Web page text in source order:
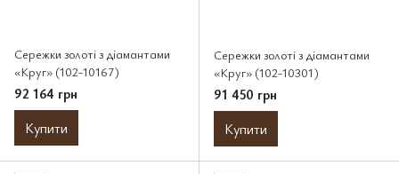
Сережки золоті з діамантами
«Круг» (102-10167)
92 164 грн
Купити
Сережки золоті з діамантами
«Круг» (102-10301)
91 450 грн
Купити